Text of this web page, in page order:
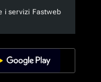
i servizi Fastweb